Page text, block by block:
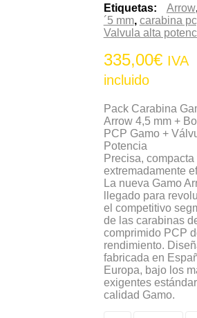
Etiquetas:
Arrow
´5 mm, carabina
Valvula alta
335,00€ IVA
incluido
Pack Carabina
Arrow 4,5 mm +
PCP Gamo +
Potencia
Precisa, compacta
extremadamente
La nueva Gamo
llegado para
el competitivo
de las carabinas
comprimido PCP
rendimiento.
fabricada en
Europa, bajo los
exigentes
calidad Gamo.